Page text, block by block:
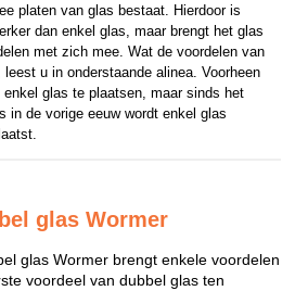
platen van glas bestaat. Hierdoor is
dan enkel glas, maar brengt het glas
met zich mee. Wat de voordelen van
u in onderstaande alinea. Voorheen
glas te plaatsen, maar sinds het
in de vorige eeuw wordt enkel glas
glas Wormer
glas Wormer brengt enkele voordelen
voordeel van dubbel glas ten